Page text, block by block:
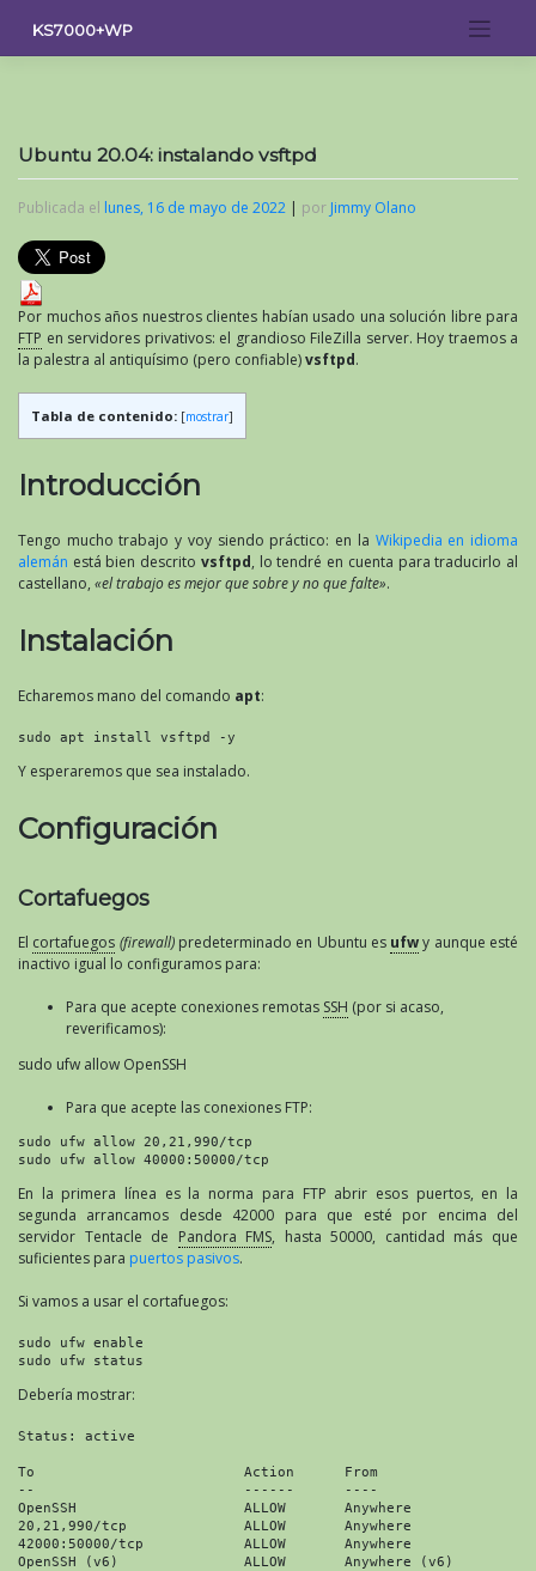
contenido
KS7000+WP
Ubuntu 20.04: instalando vsftpd
Publicada el lunes, 16 de mayo de 2022 | por Jimmy Olano
Por muchos años nuestros clientes habían usado una solución libre para
FTP en servidores privativos: el grandioso FileZilla server. Hoy traemos a
la palestra al antiquísimo (pero confiable)vsftpd.
Tabla de contenido: [mostrar]
Introducción
Tengo mucho trabajo y voy siendo práctico: en la Wikipedia en idioma
alemán está bien descrito vsftpd, lo tendré en cuenta para traducirlo al
castellano, «el trabajo es mejor que sobre y no que falte».
Instalación
Echaremos mano del comando apt:
sudo apt install vsftpd -y
Y esperaremos que sea instalado.
Configuración
Cortafuegos
El cortafuegos (firewall)predeterminado en Ubuntu es ufwy aunque esté
inactivo igual lo configuramos para:
Para que acepte conexiones remotas SSH (por si acaso,
reverificamos):
sudo ufw allow OpenSSH
Para que acepte las conexiones FTP:
sudo ufw allow 20,21,990/tcp
sudo ufw allow 40000:50000/tcp
En la primera línea es la norma para FTP abrir esos puertos, en la
segunda arrancamos desde 42000 para que esté por encima del
servidor Tentacle de Pandora FMS, hasta 50000, cantidad más que
suficientes para puertos pasivos.
Si vamos a usar el cortafuegos:
sudo ufw enable
sudo ufw status
Debería mostrar:
Status: active
To                         Action      From
--                         ------      ----
OpenSSH                    ALLOW       Anywhere
20,21,990/tcp              ALLOW       Anywhere
42000:50000/tcp            ALLOW       Anywhere
OpenSSH (v6)               ALLOW       Anywhere (v6)